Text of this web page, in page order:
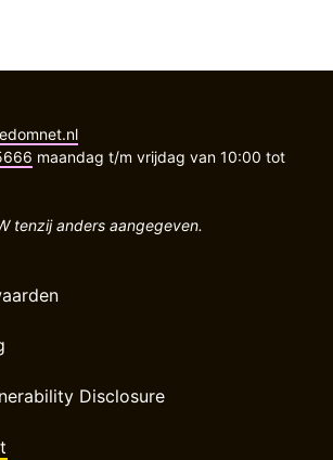
maandag t/m vrijdag van 10:00 tot
tenzij anders aangegeven.
Disclosure